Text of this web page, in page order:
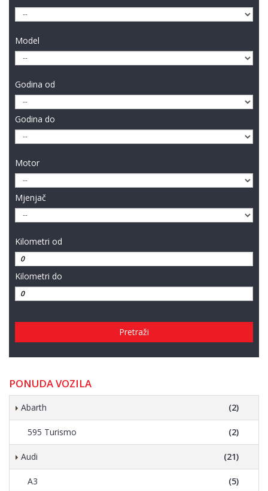
Model
Godina od
Godina do
Motor
Mjenjač
Kilometri od
Kilometri do
Pretraži
PONUDA VOZILA
Abarth (2)
595 Turismo (2)
Audi (21)
A3 (5)